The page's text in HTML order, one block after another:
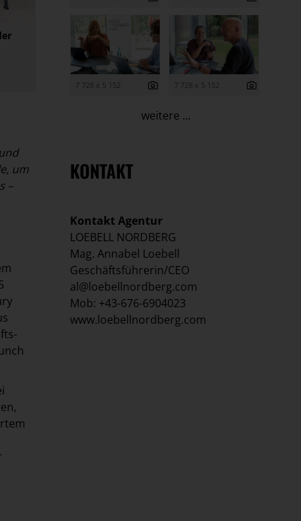
um
–
7 728 x 5 152 7 728 x 5 152
weitere ...
KONTAKT
Kontakt Agentur
LOEBELL NORDBERG
Mag. Annabel Loebell
Geschäftsführerin/CEO
al@loebellnordberg.com
Mob: +43-676-6904023
www.loebellnordberg.com